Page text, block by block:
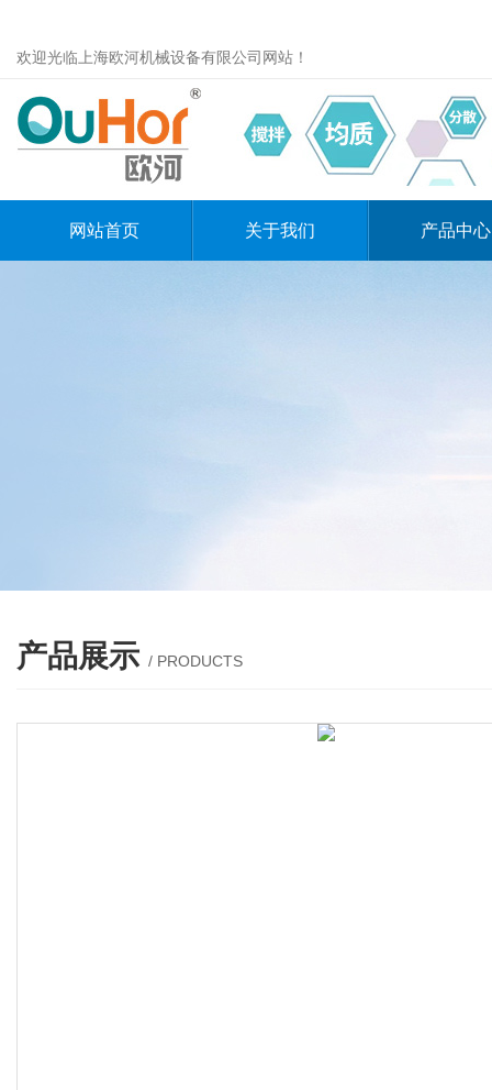
欢迎光临上海欧河机械设备有限公司网站！
网站首页 关于我们 产品中心
产品展示 / PRODUCTS